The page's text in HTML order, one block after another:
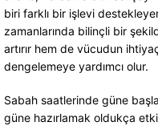
biri farklı bir işlevi
zamanlarında bilinçli bir
artırır hem de vücudun
dengelemeye yardımcı olur.
Sabah saatlerinde güne
güne hazırlamak oldukça